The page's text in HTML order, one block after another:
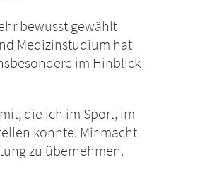
bewusst gewählt
Medizinstudium hat
im Hinblick
die ich im Sport, im
konnte. Mir macht
zu übernehmen.